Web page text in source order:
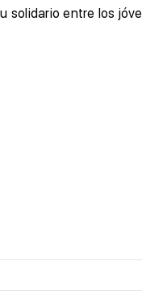
entre los